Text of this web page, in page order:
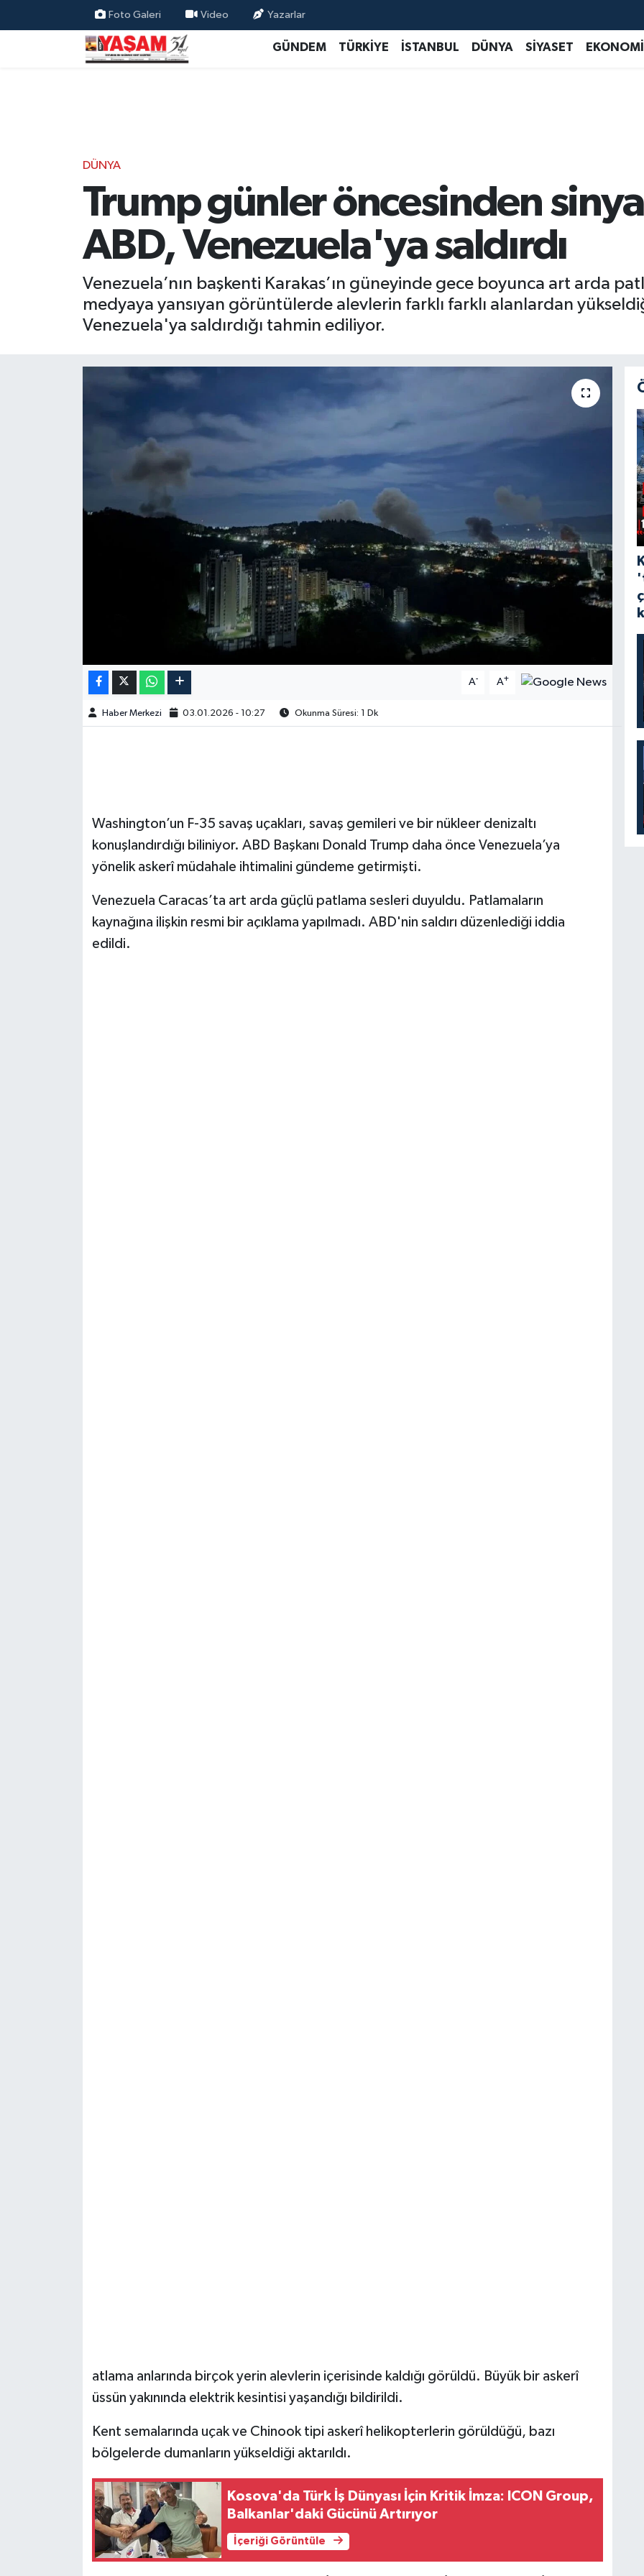
Foto Galeri Video Yazarlar
GÜNDEM TÜRKİYE İSTANBUL DÜNYA SİYASET EKONOMİ
DÜNYA
Trump günler öncesinden
ABD, Venezuela'ya saldırdı
Venezuela’nın başkenti Karakas’ın güneyinde gece boyunca art arda
medyaya yansıyan görüntülerde alevlerin farklı farklı alanlardan
Venezuela'ya saldırdığı tahmin ediliyor.
A- A+
Haber Merkezi 03.01.2026 - 10:27 Okunma Süresi: 1 Dk
Washington’un F-35 savaş uçakları, savaş gemileri ve bir nükleer denizaltı
konuşlandırdığı biliniyor. ABD Başkanı Donald Trump daha önce Venezuela’ya
yönelik askerî müdahale ihtimalini gündeme getirmişti.
Venezuela Caracas’ta art arda güçlü patlama sesleri duyuldu. Patlamaların
kaynağına ilişkin resmi bir açıklama yapılmadı. ABD'nin saldırı düzenlediği iddia
edildi.
atlama anlarında birçok yerin alevlerin içerisinde kaldığı görüldü. Büyük bir askerî
üssün yakınında elektrik kesintisi yaşandığı bildirildi.
Kent semalarında uçak ve Chinook tipi askerî helikopterlerin görüldüğü, bazı
bölgelerde dumanların yükseldiği aktarıldı.
Kosova'da Türk İş Dünyası İçin Kritik İmza: ICON Group,
Balkanlar'daki Gücünü Artırıyor
İçeriği Görüntüle